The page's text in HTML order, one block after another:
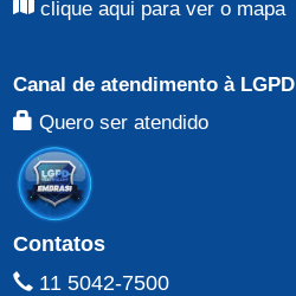
clique aqui para ver o mapa
Canal de atendimento à LGPD
Quero ser atendido
Contatos
11 5042-7500